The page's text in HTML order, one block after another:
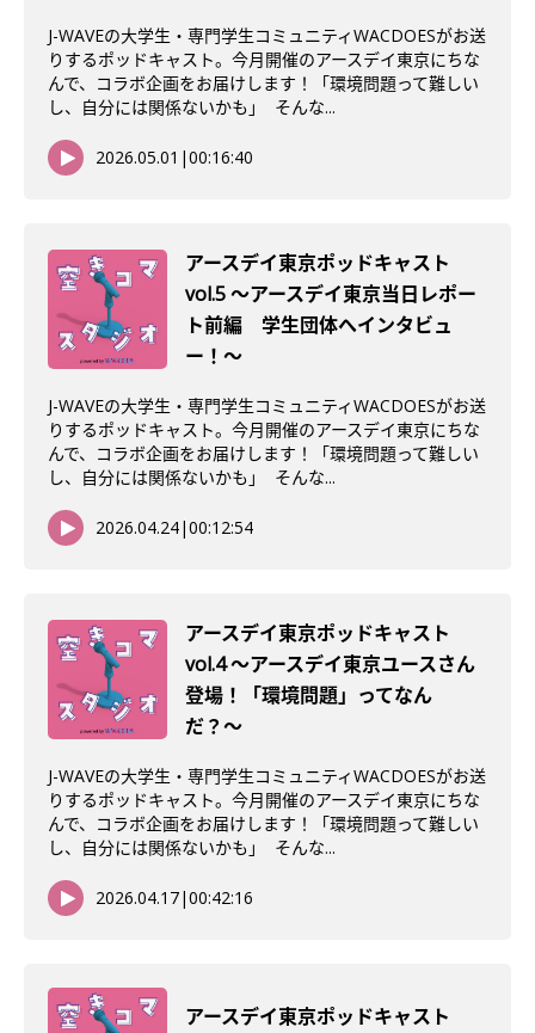
J-WAVEの大学生・専門学生コミュニティWACDOESがお送
りするポッドキャスト。今月開催のアースデイ東京にちな
んで、コラボ企画をお届けします！「環境問題って難しい
し、自分には関係ないかも」 そんな...
2026.05.01 |00:16:40
アースデイ東京ポッドキャスト
vol.5 〜アースデイ東京当日レポー
ト前編 学生団体へインタビュ
ー！〜
J-WAVEの大学生・専門学生コミュニティWACDOESがお送
りするポッドキャスト。今月開催のアースデイ東京にちな
んで、コラボ企画をお届けします！「環境問題って難しい
し、自分には関係ないかも」 そんな...
2026.04.24|00:12:54
アースデイ東京ポッドキャスト
vol.4 〜アースデイ東京ユースさん
登場！「環境問題」ってなん
だ？〜
J-WAVEの大学生・専門学生コミュニティWACDOESがお送
りするポッドキャスト。今月開催のアースデイ東京にちな
んで、コラボ企画をお届けします！「環境問題って難しい
し、自分には関係ないかも」 そんな...
2026.04.17|00:42:16
アースデイ東京ポッドキャスト